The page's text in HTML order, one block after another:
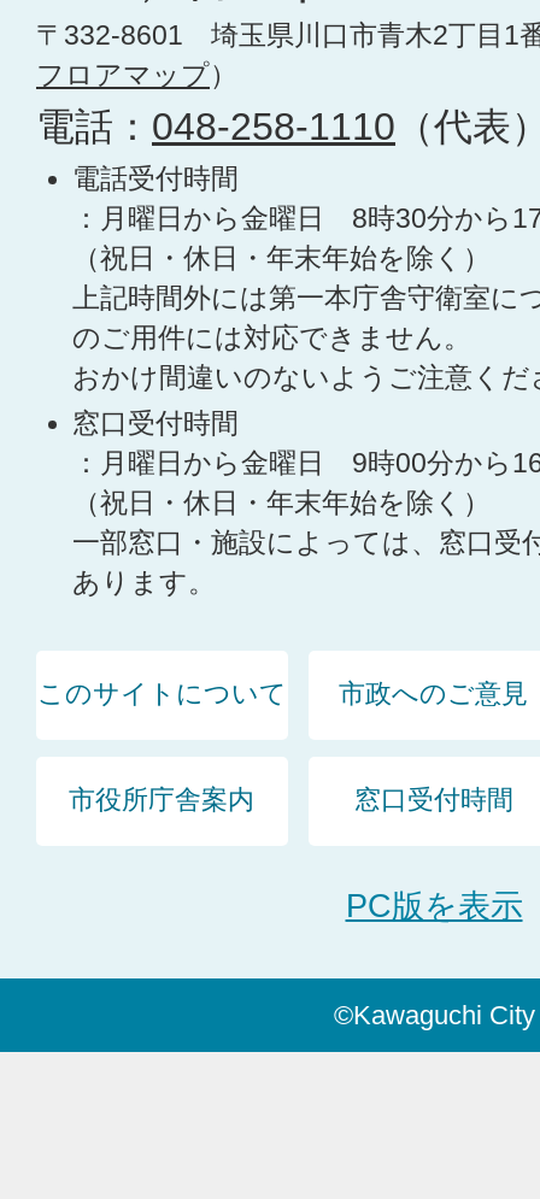
〒332-8601 埼玉県川口市青木2丁目1
フロアマップ）
電話： 048-258-1110 （代表
電話受付時間
：月曜日から金曜日 8時30分から
（祝日・休日・年末年始を除く）
上記時間外には第一本庁舎守衛室に
のご用件には対応できません。
おかけ間違いのないようご注意くだ
窓口受付時間
：月曜日から金曜日 9時00分から
（祝日・休日・年末年始を除く）
一部窓口・施設によっては、窓口受
あります。
このサイトについて 市政へのご意見
市役所庁舎案内 窓口受付時間
PC版を表示
©Kawaguchi City